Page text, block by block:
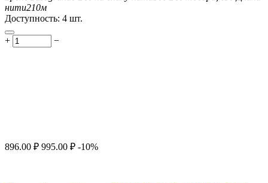
нити210м
Доступность: 4 шт.
+ −
896.00 ₽ 995.00 ₽ -10%